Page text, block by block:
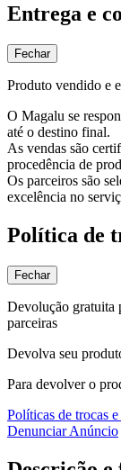
Entrega e
Fechar
Produto vendido e
O Magalu se
até o destino final.
As vendas são
procedência de
Os parceiros são
excelência no
Política de
Fechar
Devolução gratuita
parceiras
Devolva seu
Para devolver o
Políticas de trocas
Denunciar Anúncio